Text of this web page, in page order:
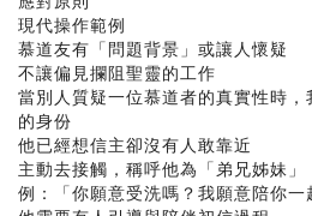
現代操作範例
慕道友有「問題背景」或讓人懷疑
不讓偏見攔阻聖靈的工作
當別人質疑一位慕道者的真實性時
的身份
他已經想信主卻沒有人敢靠近
主動去接觸，稱呼他為「弟兄姊妹」
例：「你願意受洗嗎？我願意陪你一